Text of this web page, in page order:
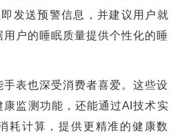
发送预警信息，并建议用户就
用户的睡眠质量提供个性化的睡
表也深受消费者喜爱。这些设
监测功能，还能通过AI技术实
耗计算，提供更精准的健康数